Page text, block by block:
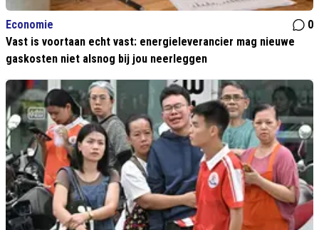
Economie
0
Vast is voortaan echt vast: energieleverancier mag nieuwe
gaskosten niet alsnog bij jou neerleggen